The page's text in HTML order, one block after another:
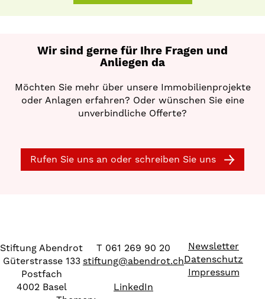
Wir sind gerne für Ihre Fragen und
Anliegen da
Möchten Sie mehr über unsere Immobilienprojekte
oder Anlagen erfahren? Oder wünschen Sie eine
unverbindliche Offerte?
Rufen Sie uns an oder schreiben Sie uns
Stiftung Abendrot
Güterstrasse 133
Postfach
4002 Basel
T 061 269 90 20
stiftung@abendrot.ch
LinkedIn
Newsletter
Datenschutz
Impressum